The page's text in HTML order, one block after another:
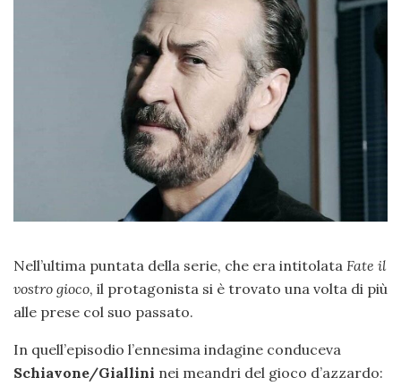
Nell’ultima puntata della serie, che era intitolata Fate il
vostro gioco, il protagonista si è trovato una volta di più
alle prese col suo passato.
In quell’episodio l’ennesima indagine conduceva
Schiavone/Giallini nei meandri del gioco d’azzardo: